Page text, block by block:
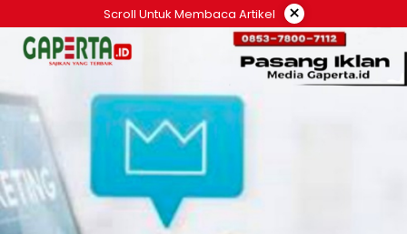
ke
konten
Scroll Untuk Membaca Artikel ×